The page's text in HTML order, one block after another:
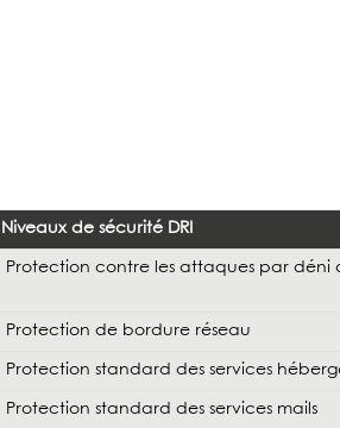
Niveaux de sécurité DRI
Protection contre les attaques par déni
Protection de bordure réseau
Protection standard des services
Protection standard des services mails